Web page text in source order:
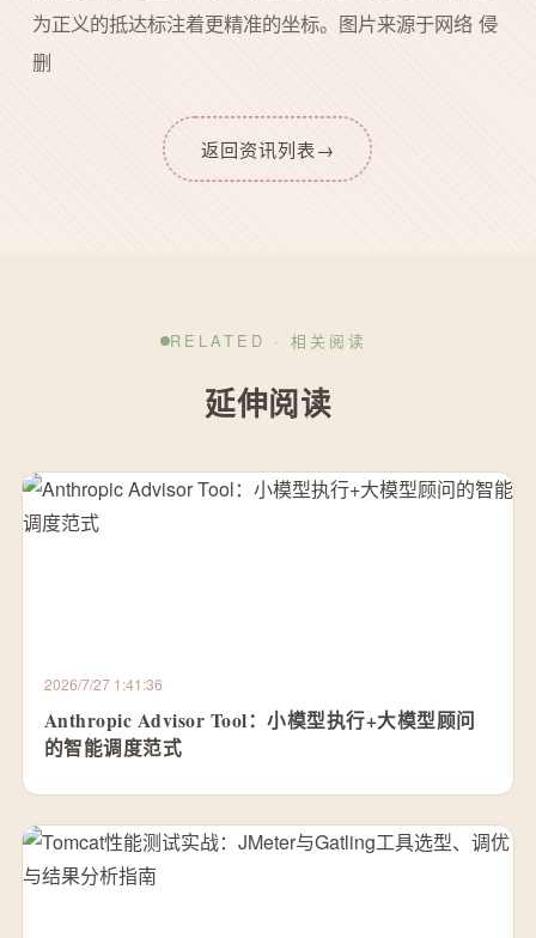
为正义的抵达标注着更精准的坐标。图片来源于网络 侵
删
返回资讯列表→
RELATED · 相关阅读
延伸阅读
2026/7/27 1:41:36
Anthropic Advisor Tool：小模型执行+大模型顾问
的智能调度范式